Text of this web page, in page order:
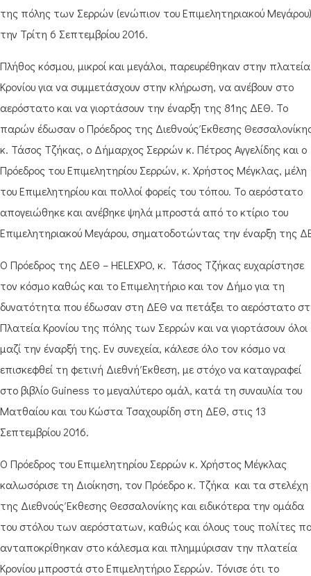
της πόλης των Σερρών (ενώπιον του Επιμελητηριακού Μεγάρου)
την Τρίτη 6 Σεπτεμβρίου 2016.
Πλήθος κόσμου, μικροί και μεγάλοι, παρευρέθηκαν στην πλατεία
Κρονίου για να συμμετάσχουν στην κλήρωση, να ανέβουν στο
αερόστατο και να γιορτάσουν την έναρξη της 81ης ΔΕΘ. Το
παρών έδωσαν ο Πρόεδρος της Διεθνούς Έκθεσης
κ. Τάσος Τζήκας, ο Δήμαρχος Σερρών κ. Πέτρος Αγγελίδης και ο
Πρόεδρος του Επιμελητηρίου Σερρών, κ. Χρήστος Μέγκλας, μέλη
του Επιμελητηρίου και πολλοί φορείς του τόπου. Το αερόστατο
απογειώθηκε και ανέβηκε ψηλά μπροστά από το κτίριο του
Επιμελητηριακού Μεγάρου, σηματοδοτώντας την έναρξη της
Ο Πρόεδρος της ΔΕΘ – HELEXPO, κ. Τάσος Τζήκας ευχαρίστησε
τον κόσμο καθώς και το Επιμελητήριο και τον Δήμο για τη
δυνατότητα που έδωσαν στη ΔΕΘ να πετάξει το αερόστατο
Πλατεία Κρονίου της πόλης των Σερρών και να γιορτάσουν όλοι
μαζί την έναρξή της. Εν συνεχεία, κάλεσε όλο τον κόσμο να
επισκεφθεί τη φετινή Διεθνή Έκθεση, με στόχο να καταγραφεί
στο βιβλίο Guiness το μεγαλύτερο ομάλ, κατά τη συναυλία του
Ματθαίου και του Κώστα Τσαχουρίδη στη ΔΕΘ, στις 13
Σεπτεμβρίου 2016.
Ο Πρόεδρος του Επιμελητηρίου Σερρών κ. Χρήστος Μέγκλας
καλωσόρισε τη Διοίκηση, τον Πρόεδρο κ. Τζήκα και τα στελέχη
της Διεθνούς Έκθεσης Θεσσαλονίκης και ειδικότερα την ομάδα
του στόλου των αερόστατων, καθώς και όλους τους πολίτες
ανταποκρίθηκαν στο κάλεσμα και πλημμύρισαν την πλατεία
Κρονίου μπροστά στο Επιμελητήριο Σερρών. Τόνισε ότι το